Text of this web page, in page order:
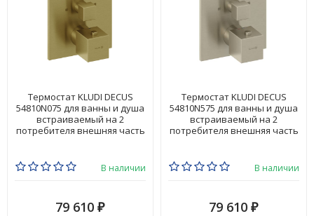
Термостат KLUDI DECUS
54810N075 для ванны и душа
встраиваемый на 2
потребителя внешняя часть
В наличии
79 610 ₽
Термостат KLUDI DECUS
54810N575 для ванны и душа
встраиваемый на 2
потребителя внешняя часть
В наличии
79 610 ₽